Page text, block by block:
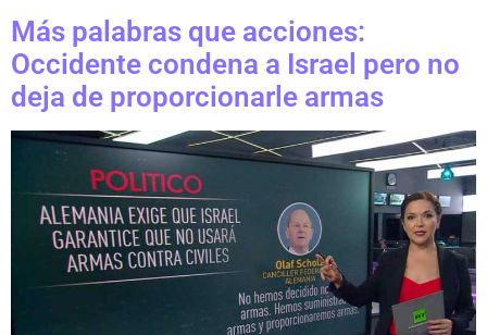
Más palabras que acciones:
Occidente condena a Israel pero no
deja de proporcionarle armas